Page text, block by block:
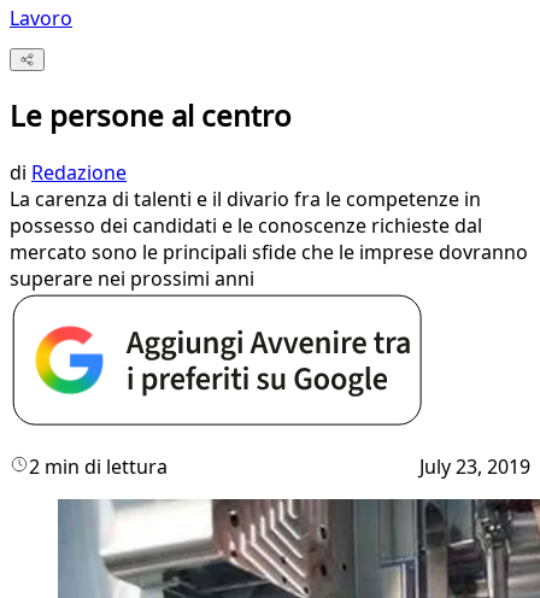
Lavoro
Le persone al centro
di Redazione
La carenza di talenti e il divario fra le competenze in
possesso dei candidati e le conoscenze richieste dal
mercato sono le principali sfide che le imprese dovranno
superare nei prossimi anni
2 min di lettura July 23, 2019